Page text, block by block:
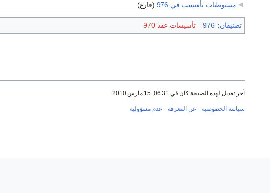
مستوطنات تأسست في 976 (فارغ)
تصنيفان:
976 تأسيسات عقد 970
آخر تعديل لهذه الصفحة كان في 06:31, 15 مارس 2010.
سياسة الخصوصية عن المعرفة عدم مسؤولية